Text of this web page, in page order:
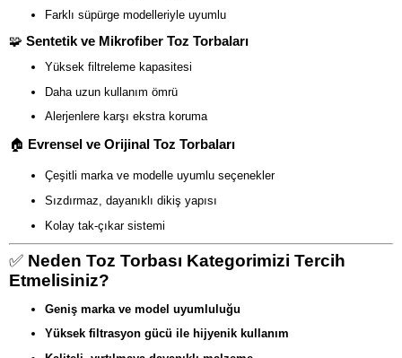
Farklı süpürge modelleriyle uyumlu
🧩 Sentetik ve Mikrofiber Toz Torbaları
Yüksek filtreleme kapasitesi
Daha uzun kullanım ömrü
Alerjenlere karşı ekstra koruma
🏠 Evrensel ve Orijinal Toz Torbaları
Çeşitli marka ve modelle uyumlu seçenekler
Sızdırmaz, dayanıklı dikiş yapısı
Kolay tak-çıkar sistemi
✅ Neden Toz Torbası Kategorimizi Tercih
Etmelisiniz?
Geniş marka ve model uyumluluğu
Yüksek filtrasyon gücü ile hijyenik kullanım